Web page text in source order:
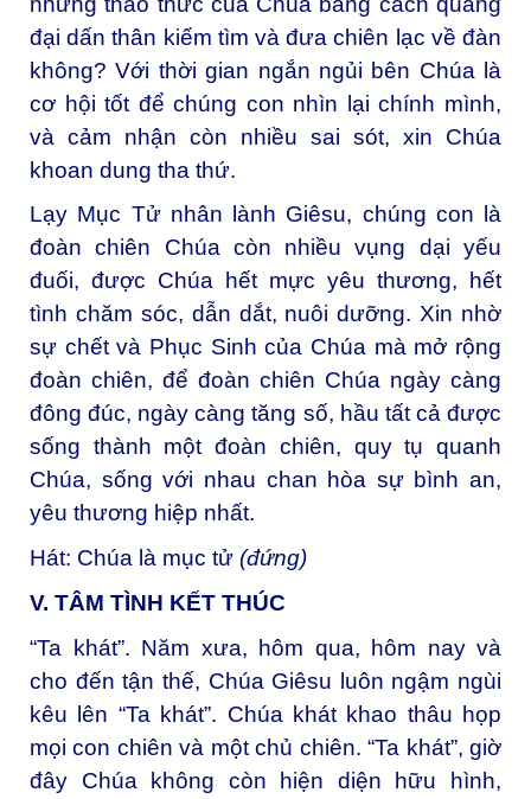
đại dấn thân kiếm tìm và đưa chiên lạc về đàn
không? Với thời gian ngắn ngủi bên Chúa là
cơ hội tốt để chúng con nhìn lại chính mình,
và cảm nhận còn nhiều sai sót, xin Chúa
khoan dung tha thứ.
Lạy Mục Tử nhân lành Giêsu, chúng con là
đoàn chiên Chúa còn nhiều vụng dại yếu
đuối, được Chúa hết mực yêu thương, hết
tình chăm sóc, dẫn dắt, nuôi dưỡng. Xin nhờ
sự chết và Phục Sinh của Chúa mà mở rộng
đoàn chiên, để đoàn chiên Chúa ngày càng
đông đúc, ngày càng tăng số, hầu tất cả được
sống thành một đoàn chiên, quy tụ quanh
Chúa, sống với nhau chan hòa sự bình an,
yêu thương hiệp nhất.
Hát: Chúa là mục tử (đứng)
V. TÂM TÌNH KẾT THÚC
“Ta khát”. Năm xưa, hôm qua, hôm nay và
cho đến tận thế, Chúa Giêsu luôn ngậm ngùi
kêu lên “Ta khát”. Chúa khát khao thâu họp
mọi con chiên và một chủ chiên. “Ta khát”, giờ
đây Chúa không còn hiện diện hữu hình,